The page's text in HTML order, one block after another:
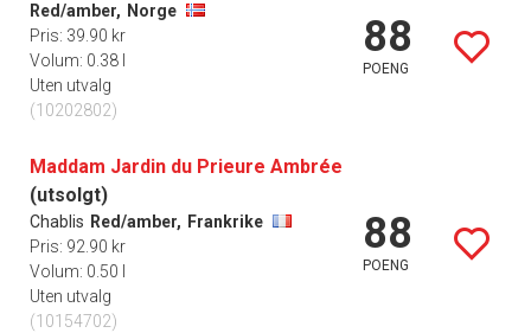
Red/amber, Norge
Pris: 39.90 kr
Volum: 0.38 l
Uten utvalg
(10202802)
88
POENG
Maddam Jardin du Prieure Ambrée
(utsolgt)
Chablis Red/amber, Frankrike
Pris: 92.90 kr
Volum: 0.50 l
Uten utvalg
(10154702)
88
POENG